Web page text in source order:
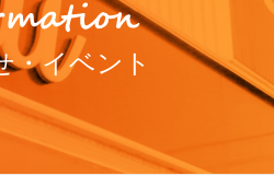
・イベント